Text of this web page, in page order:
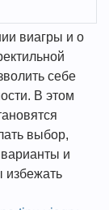
виагры и о
себе
В этом
выбор,
и
избежать